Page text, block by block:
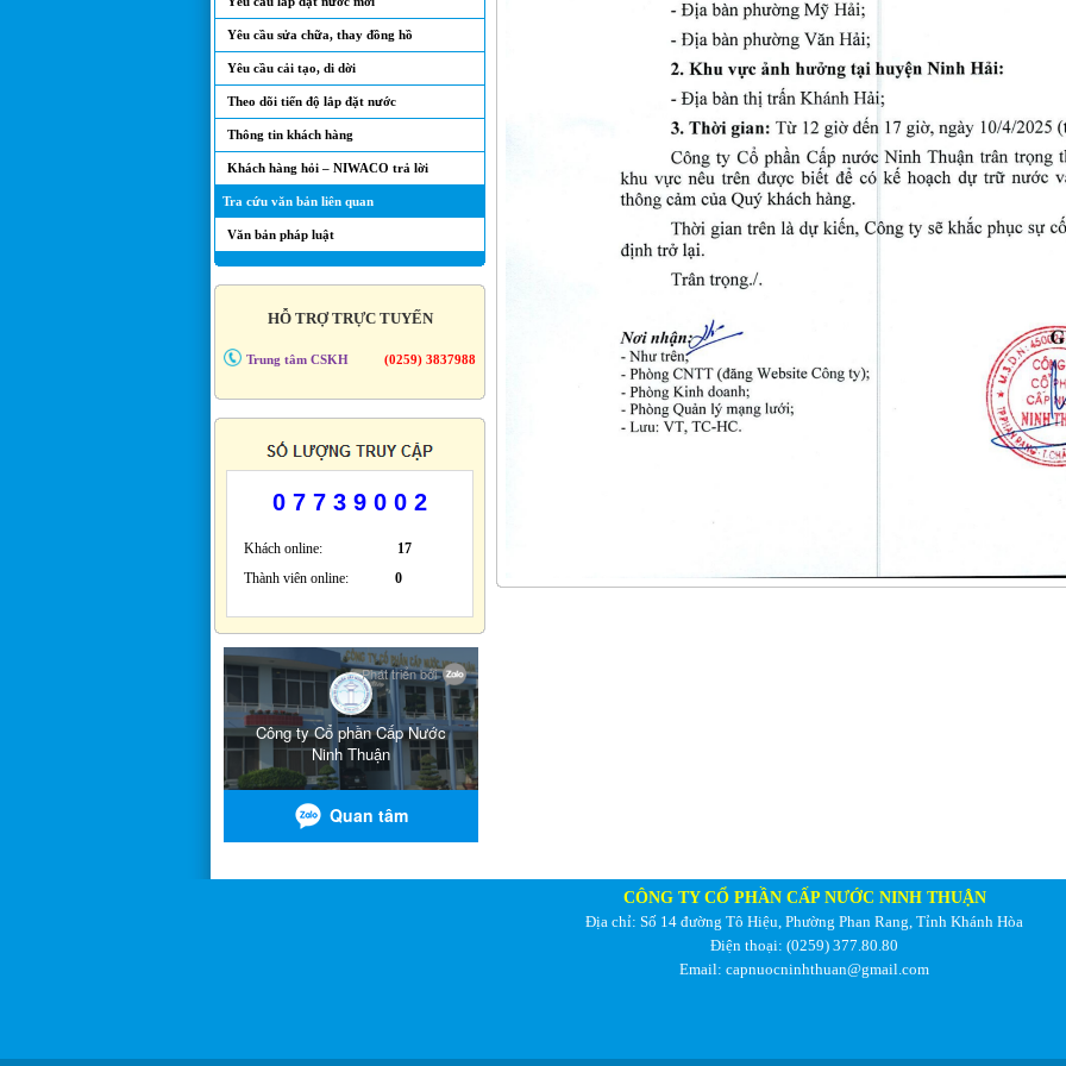
Yêu cầu sửa chữa, thay đồng hồ
Yêu cầu cải tạo, di dời
Theo dõi tiến độ lắp đặt nước
Thông tin khách hàng
Khách hàng hỏi – NIWACO trả lời
Tra cứu văn bản liên quan
Văn bản pháp luật
HỖ TRỢ TRỰC TUYẾN
Trung tâm CSKH (0259) 3837988
0 7 7 3 9 0 0 2
Khách online: 17
Thành viên online: 0
CÔNG TY CỔ PHẦN CẤP NƯỚC NINH THUẬN
Địa chỉ: Số 14 đường Tô Hiệu, Phường Phan Rang, Tỉnh Khánh Hòa
Điện thoại: (0259) 377.80.80
Email: capnuocninhthuan@gmail.com